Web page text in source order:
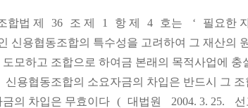
합법 제 36 조 제 1 항 제 4 호는 ‘ 필요한
신용협동조합의 특수성을 고려하여 그 재산의
모하고 조합으로 하여금 본래의 목적사업에
신용협동조합의 소요자금의 차입은 반드시 그
의 차입은 무효이다 ( 대법원 2004. 3. 25. 선